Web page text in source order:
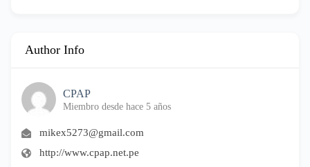
Author Info
CPAP
Miembro desde hace 5 años
mikex5273@gmail.com
http://www.cpap.net.pe